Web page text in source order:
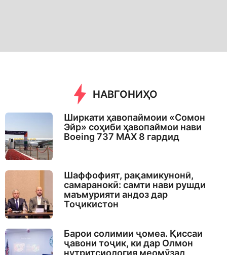
НАВГОНИҲО
Ширкати ҳавопаймоии «Сомон
Эйр» соҳиби ҳавопаймои нави
Boeing 737 MAX 8 гардид
Шаффофият, рақамикунонӣ,
самаранокӣ: самти нави рушди
маъмурияти андоз дар
Тоҷикистон
Барои солимии ҷомеа. Қиссаи
ҷавони тоҷик, ки дар Олмон
нутритсиология меомӯзад